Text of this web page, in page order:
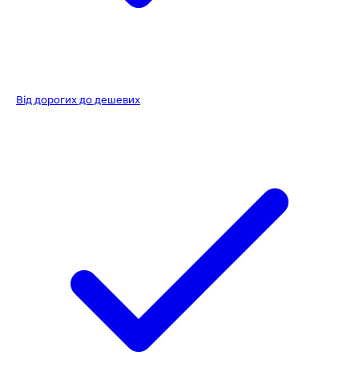
Від дорогих до дешевих